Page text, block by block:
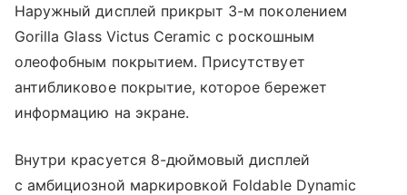
Наружный дисплей прикрыт 3-м поколением
Gorilla Glass Victus Ceramic с роскошным
олеофобным покрытием. Присутствует
антибликовое покрытие, которое бережет
информацию на экране.
Внутри красуется 8-дюймовый дисплей
с амбициозной маркировкой Foldable Dynamic